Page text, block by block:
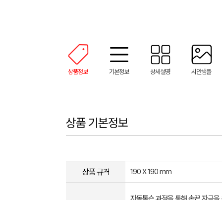
상품정보 기본정보 상세설명 시안샘플
상품 기본정보
상품 규격 190 X 190 mm